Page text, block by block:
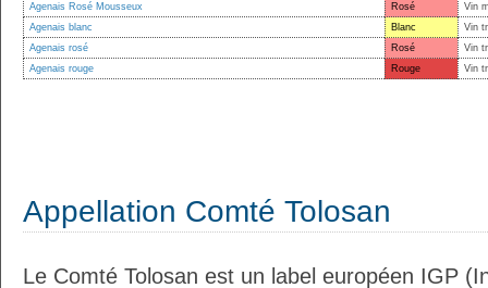
Agenais Rosé Mousseux
Rosé
Vin
Agenais blanc
Blanc
Vin
Agenais rosé
Rosé
Vin
Agenais rouge
Rouge Vin
Appellation Comté Tolosan
Le Comté Tolosan est un label européen IGP